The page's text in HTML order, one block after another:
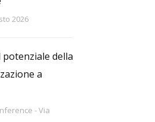
2026
potenziale della
a
- Via